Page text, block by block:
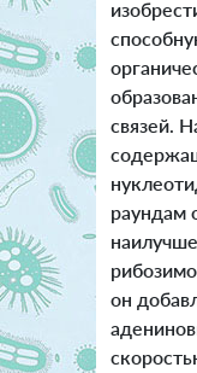
связей.
раундам
он